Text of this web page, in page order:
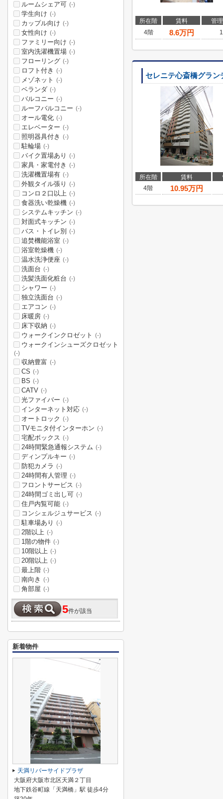
所在階 賃料
管
4階
8.6万円
セレニテ心斎橋グラン
所在階 賃料
4階
10.95万円
ルームシェア可 (-)
学生向け (-)
カップル向け (-)
女性向け (-)
ファミリー向け (-)
室内洗濯機置場 (-)
フローリング (-)
ロフト付き (-)
メゾネット (-)
ベランダ (-)
バルコニー (-)
ルーフバルコニー (-)
オール電化 (-)
エレベーター (-)
照明器具付き (-)
駐輪場 (-)
バイク置場あり (-)
家具・家電付き (-)
洗濯機置場有 (-)
外観タイル張り (-)
コンロ２口以上 (-)
食器洗い乾燥機 (-)
システムキッチン (-)
対面式キッチン (-)
バス・トイレ別 (-)
追焚機能浴室 (-)
浴室乾燥機 (-)
温水洗浄便座 (-)
洗面台 (-)
洗髪洗面化粧台 (-)
シャワー (-)
独立洗面台 (-)
エアコン (-)
床暖房 (-)
床下収納 (-)
ウォークインクロゼット (-)
ウォークインシューズクロゼット
(-)
収納豊富 (-)
CS (-)
BS (-)
CATV (-)
光ファイバー (-)
インターネット対応 (-)
オートロック (-)
TVモニタ付インターホン (-)
宅配ボックス (-)
24時間緊急通報システム (-)
ディンプルキー (-)
防犯カメラ (-)
24時間有人管理 (-)
フロントサービス (-)
24時間ゴミ出し可 (-)
住戸内覧可能 (-)
コンシェルジュサービス (-)
駐車場あり (-)
2階以上 (-)
1階の物件 (-)
10階以上 (-)
20階以上 (-)
最上階 (-)
南向き (-)
角部屋 (-)
5件が該当
新着物件
天満リバーサイドプラザ
大阪府大阪市北区天満２丁目
地下鉄谷町線「天満橋」駅 徒歩4分